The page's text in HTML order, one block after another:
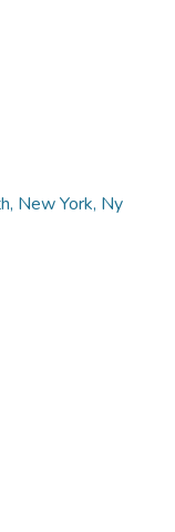
New York, Ny